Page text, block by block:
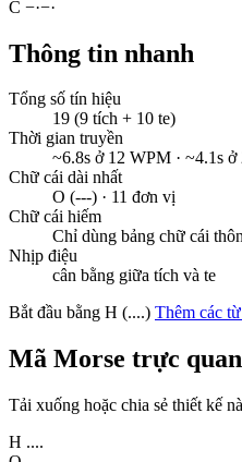
C −·−·
Thông tin nhanh
Tổng số tín hiệu
19 (9 tích + 10 te)
Thời gian truyền
~6.8s ở 12 WPM · ~4.1s
Chữ cái dài nhất
O (---) · 11 đơn vị
Chữ cái hiếm
Chỉ dùng bảng chữ cái
Nhịp điệu
cân bằng giữa tích và te
Bắt đầu bằng H (....) Thêm các
Mã Morse trực quan
Tải xuống hoặc chia sẻ thiết kế
H ....